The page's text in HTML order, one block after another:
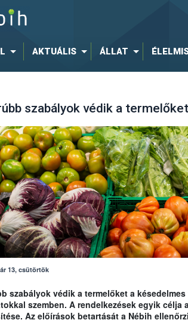
AKTUÁLIS ÁLLAT
szabályok védik a
13, csütörtök
szabályok védik a termelőket a
szemben. A rendelkezések egyik célja
Az előírások betartását a Nébih